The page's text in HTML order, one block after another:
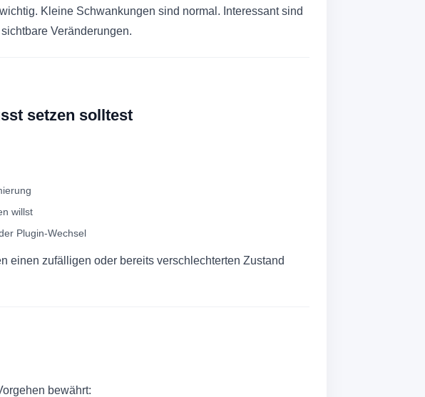
Kleine Schwankungen sind normal. Interessant sind
Veränderungen.
setzen solltest
willst
Plugin-Wechsel
einen zufälligen oder bereits verschlechterten Zustand
bewährt: